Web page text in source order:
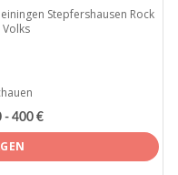
Stepfershausen Rock
- 400 €